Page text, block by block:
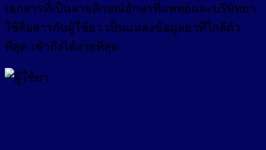
เอกสารที่เป็นลายลักษณ์อักษรที่แพทย์และบริษัทยา
ใช้สื่อสารกับผู้ใช้ยา เป็นแหล่งข้อมูลยาที่ใกล้ตัว
ที่สุด เข้าถึงได้ง่ายที่สุด